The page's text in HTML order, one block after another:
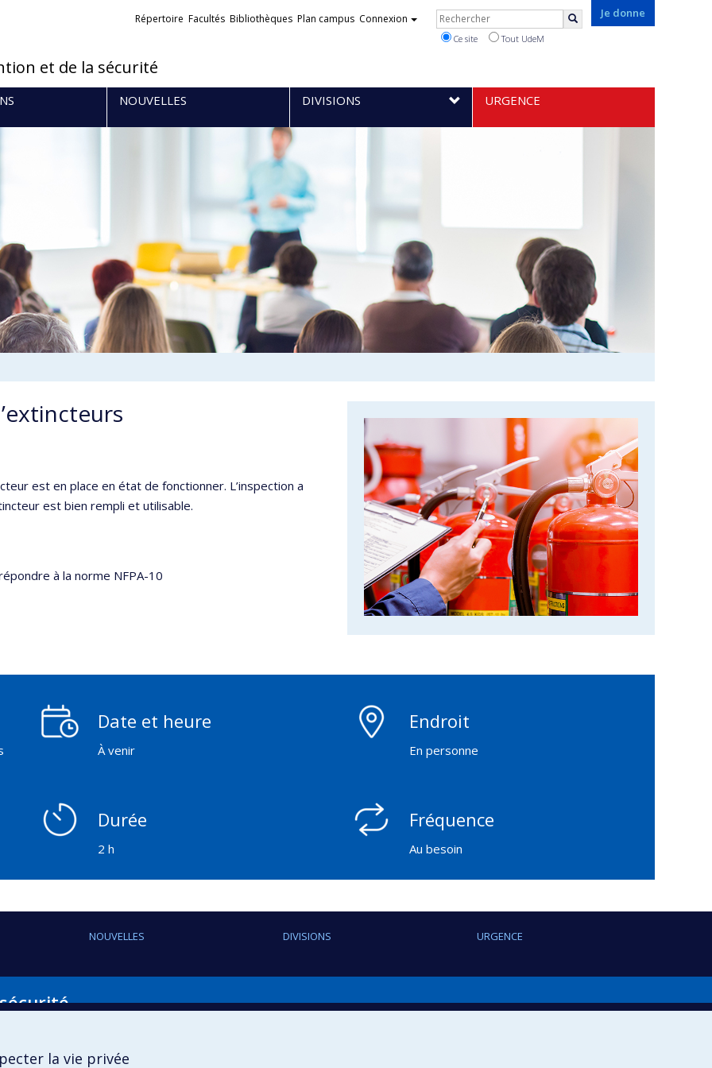
et de la sécurité
Je donne
Liens
Répertoire Facultés Bibliothèques Plan campus Connexion Rechercher
Ce site Tout UdeM
NOUVELLES DIVISIONS URGENCE
est en place en état de fonctionner. L’inspection a
est bien rempli et utilisable.
à la norme NFPA-10
Date et heure
À venir
Endroit
En personne
Durée
2 h
Fréquence
Au besoin
NOUVELLES DIVISIONS URGENCE
la vie privée